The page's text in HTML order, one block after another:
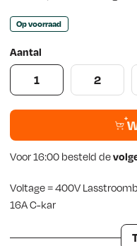
Op voorraad
Aantal
1 2
Voor 16:00 besteld de
Voltage = 400V
16A C-kar